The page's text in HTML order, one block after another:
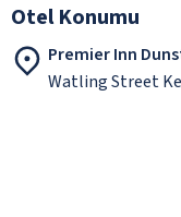
Otel Konumu
Premier Inn
Watling Street